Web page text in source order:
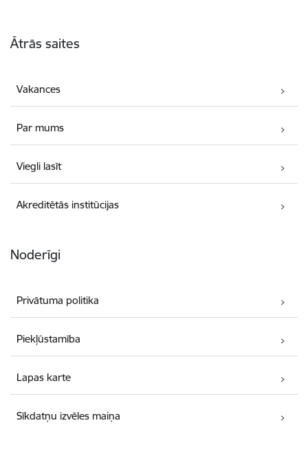
Ātrās saites
Vakances
Par mums
Viegli lasīt
Akreditētās institūcijas
Noderīgi
Privātuma politika
Piekļūstamība
Lapas karte
Sīkdatņu izvēles maiņa